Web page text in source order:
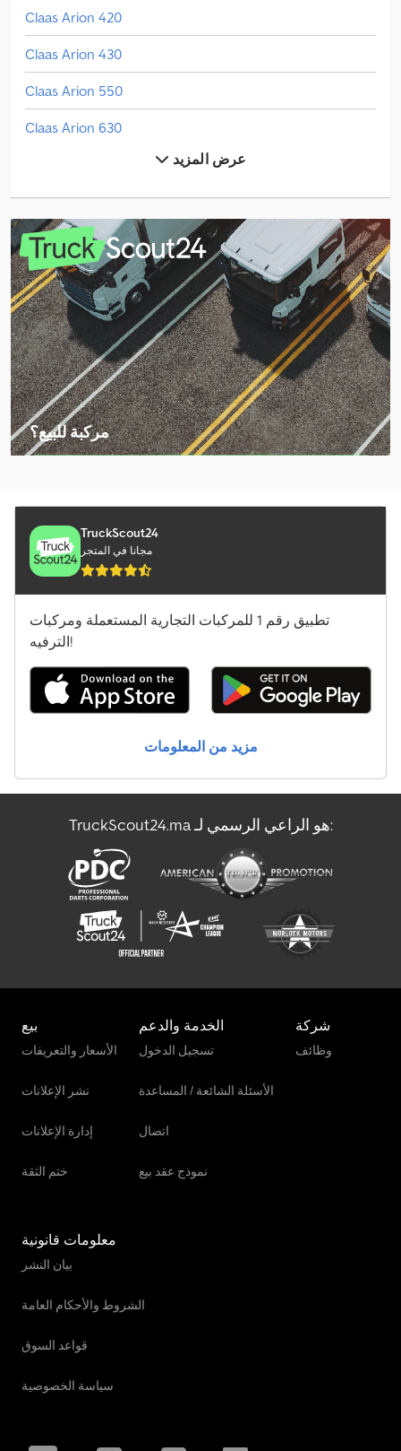
Claas Arion 420
Claas Arion 430
Claas Arion 550
Claas Arion 630
Claas Axion 850
Claas Cargos 8400
Claas Fl 100
Claas Jaguar 950
Claas Lexion 5400
Claas Lexion 660
Claas Lexion 670
Claas Lexion 6800
Claas Lexion 7500
Claas Lexion 760
Claas Orbis 450
Claas Orbis 750
Claas Orbis 900
Claas Volto 900
Claas Xerion 5000
عرض المزيد
مركبة للبيع؟
TruckScout24
مجانا في المتجر
تطبيق رقم 1 للمركبات التجارية المستعملة ومركبات
الترفيه!
مزيد من المعلومات
TruckScout24.ma هو الراعي الرسمي لـ:
بيع
الأسعار والتعريفات
نشر الإعلانات
إدارة الإعلانات
ختم الثقة
الخدمة والدعم
تسجيل الدخول
الأسئلة الشائعة / المساعدة
اتصال
نموذج عقد بيع
شركة
وظائف
معلومات قانونية
بيان النشر
الشروط والأحكام العامة
قواعد السوق
سياسة الخصوصية